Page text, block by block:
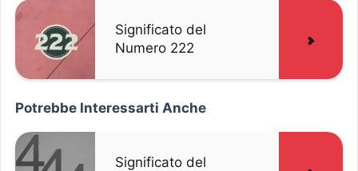
Significato del
Numero 222
Potrebbe Interessarti Anche
Significato del